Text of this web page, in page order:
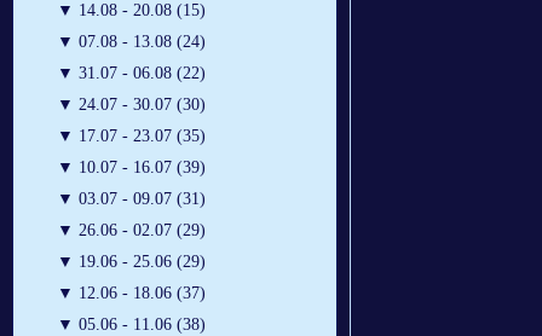
▼ 14.08 - 20.08 (15)
▼ 07.08 - 13.08 (24)
▼ 31.07 - 06.08 (22)
▼ 24.07 - 30.07 (30)
▼ 17.07 - 23.07 (35)
▼ 10.07 - 16.07 (39)
▼ 03.07 - 09.07 (31)
▼ 26.06 - 02.07 (29)
▼ 19.06 - 25.06 (29)
▼ 12.06 - 18.06 (37)
▼ 05.06 - 11.06 (38)